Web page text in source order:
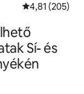
Átlagos
4,81 (205)
Sí- és